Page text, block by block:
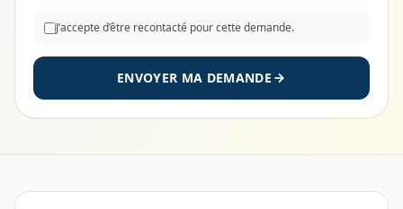
J’accepte d’être recontacté pour cette demande.
ENVOYER MA DEMANDE